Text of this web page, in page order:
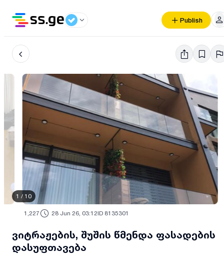
Publish
1 / 10
1,227 28 Jun 26, 03:12ID 8135301
ვიტრაჟების, შუშის წმენდა ფასადების
დასუფთავება